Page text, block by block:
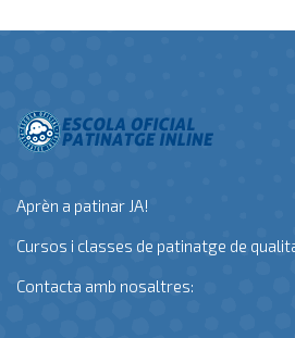
Aprèn a patinar JA!
Cursos i classes de patinatge de
Contacta amb nosaltres: